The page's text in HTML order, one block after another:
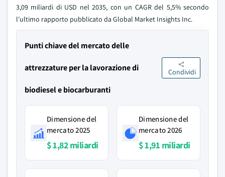
3,09 miliardi di USD nel 2035, con un CAGR del 5,5% secondo
l'ultimo rapporto pubblicato da Global Market Insights Inc.
Punti chiave del mercato delle
attrezzature per la lavorazione di
biodiesel e biocarburanti
Condividi
Dimensione del
mercato 2025
$ 1,82 miliardi
Dimensione del
mercato 2026
$ 1,91 miliardi